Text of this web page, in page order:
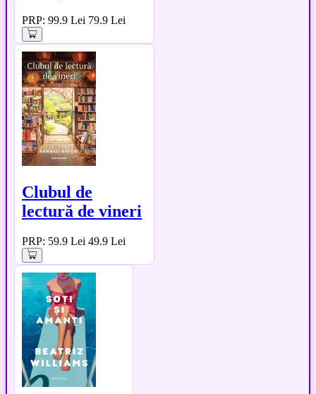
PRP: 99.9 Lei 79.9 Lei
Clubul de
lectură de vineri
PRP: 59.9 Lei 49.9 Lei